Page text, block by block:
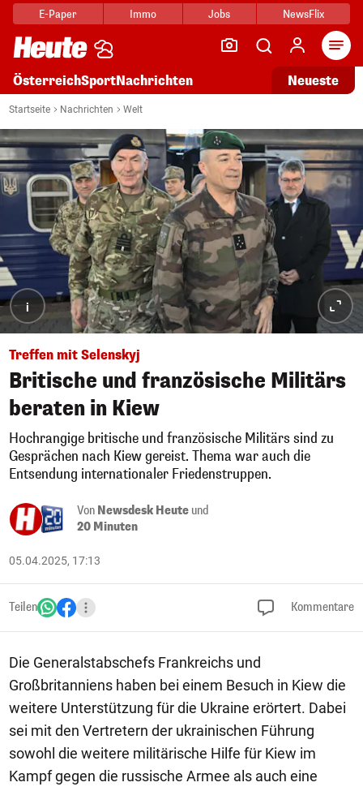
E-Paper Immo Jobs NewsFlix
ÖsterreichSportNachrichten Neueste
Startseite Nachrichten Welt
i
Treffen mit Selenskyj
Britische und französische Militärs
beraten in Kiew
Hochrangige britische und französische Militärs sind zu
Gesprächen nach Kiew gereist. Thema war auch die
Entsendung internationaler Friedenstruppen.
Von Newsdesk Heute und
20 Minuten
05.04.2025, 17:13
Teilen Kommentare
Die Generalstabschefs Frankreichs und
Großbritanniens haben bei einem Besuch in Kiew die
weitere Unterstützung für die Ukraine erörtert. Dabei
sei mit den Vertretern der ukrainischen Führung
sowohl die weitere militärische Hilfe für Kiew im
Kampf gegen die russische Armee als auch eine